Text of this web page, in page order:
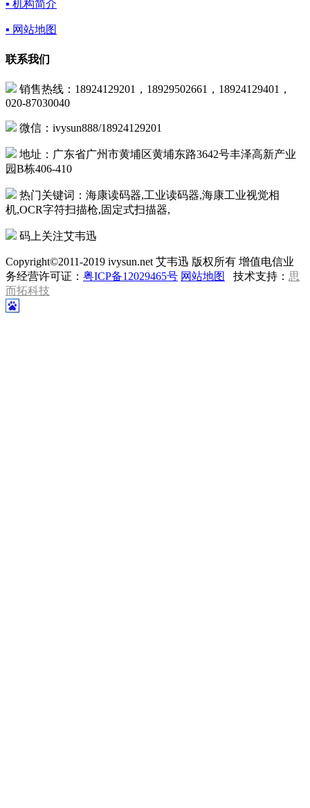
▪ 机构简介
▪ 网站地图
联系我们
销售热线：18924129201，18929502661，18924129401，
020-87030040
微信：ivysun888/18924129201
地址：广东省广州市黄埔区黄埔东路3642号丰泽高新产业
园B栋406-410
热门关键词：海康读码器,工业读码器,海康工业视觉相
机,OCR字符扫描枪,固定式扫描器,
码上关注艾韦迅
Copyright©2011-2019 ivysun.net 艾韦迅 版权所有 增值电信业
务经营许可证： 粤ICP备12029465号 网站地图 技术支持： 思
而拓科技